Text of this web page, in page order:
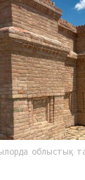
облыстық